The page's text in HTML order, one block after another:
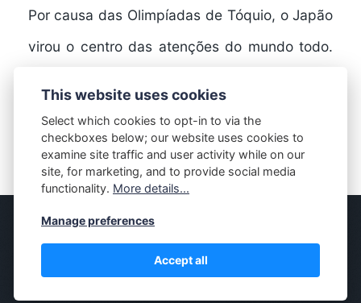
Por causa das Olimpíadas de Tóquio, o Japão
virou o centro das atenções do mundo todo.
FULL STORY
© MASSIVELY
This website uses cookies
Select which cookies to opt-in to via the
checkboxes below; our website uses cookies to
examine site traffic and user activity while on our
site, for marketing, and to provide social media
functionality. More details...
Manage preferences
Accept all